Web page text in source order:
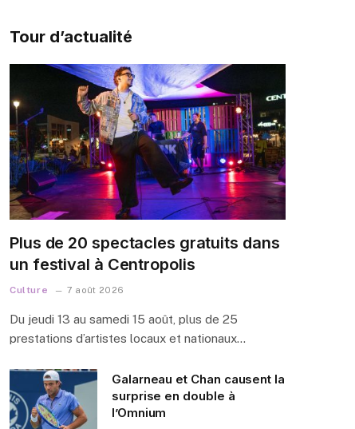
Tour d’actualité
Plus de 20 spectacles gratuits dans
un festival à Centropolis
Culture 7 août 2026
Du jeudi 13 au samedi 15 août, plus de 25
prestations d’artistes locaux et nationaux…
Galarneau et Chan causent la
surprise en double à
l’Omnium